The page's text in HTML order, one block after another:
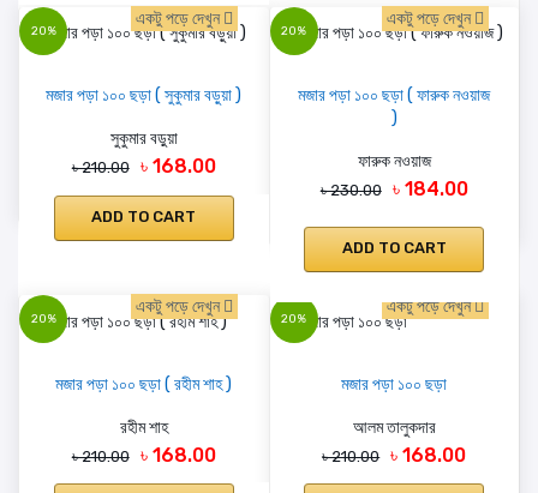
20%
একটু পড়ে দেখুন
মজার পড়া ১০০ ছড়া ( সুকুমার বড়ুয়া )
সুকুমার বড়ুয়া
৳ 210.00 ৳ 168.00
ADD TO CART
20%
একটু পড়ে দেখুন
মজার পড়া ১০০ ছড়া ( ফারুক নওয়াজ
)
ফারুক নওয়াজ
৳ 230.00 ৳ 184.00
ADD TO CART
20%
একটু পড়ে দেখুন
মজার পড়া ১০০ ছড়া ( রহীম শাহ )
রহীম শাহ
৳ 210.00 ৳ 168.00
20%
একটু পড়ে দেখুন
মজার পড়া ১০০ ছড়া
আলম তালুকদার
৳ 210.00 ৳ 168.00